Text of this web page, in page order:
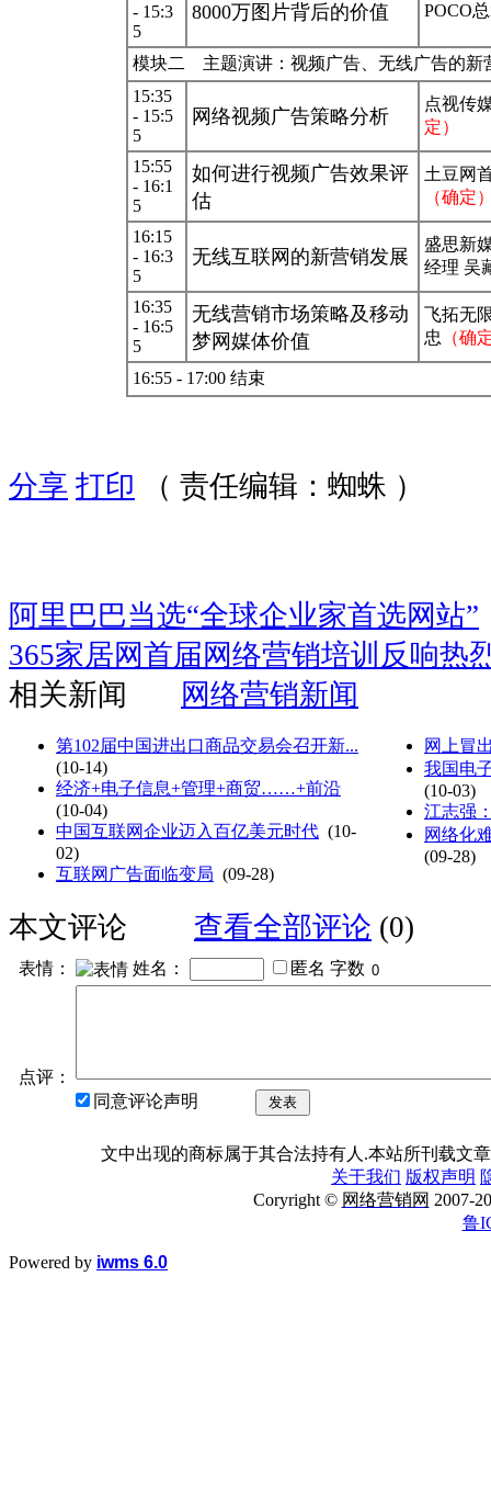
- 15:3
5
8000万图片背后的价值 POCO
模块二 主题演讲：视频广告、无线广告的新
15:35
- 15:5
5
网络视频广告策略分析
点视传
定）
15:55
- 16:1
5
如何进行视频广告效果评
估
土豆网
（确定
16:15
- 16:3
5
无线互联网的新营销发展
盛思新
经理 吴
16:35
- 16:5
5
无线营销市场策略及移动
梦网媒体价值
飞拓无
忠
（确
16:55 - 17:00 结束
分享 打印 （ 责任编辑：蜘蛛 ）
阿里巴巴当选“全球企业家首选网站”
365家居网首届网络营销培训反响热
相关新闻
网络营销新闻
第102届中国进出口商品交易会召开新...
(10-14)
经济+电子信息+管理+商贸……+前沿
(10-04)
中国互联网企业迈入百亿美元时代 (10-
02)
互联网广告面临变局 (09-28)
网上冒
我国电
(10-03)
江志强
网络化
(09-28)
本文评论 查看全部评论 (0)
表情： 姓名： 匿名 字数
点评：
同意评论声明
发表
文中出现的商标属于其合法持有人.本站所刊载文
关于我们 版权声明
Coryright © 网络营销网 2007-
鲁
Powered by iwms 6.0